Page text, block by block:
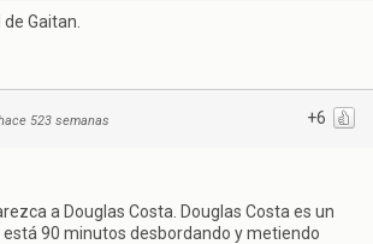
Gaitan.
+6
523 semanas
a Douglas Costa. Douglas Costa es un
90 minutos desbordando y metiendo